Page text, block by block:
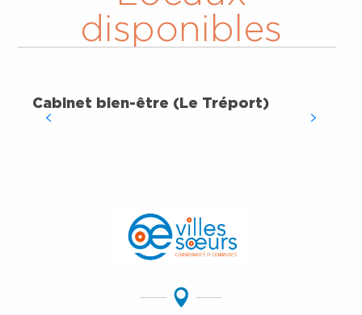
disponibles
Cabinet bien-être (Le Tréport)